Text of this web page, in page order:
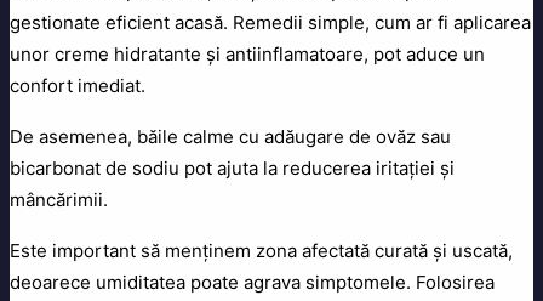
gestionate eficient acasă. Remedii simple, cum ar fi aplicarea
unor creme hidratante și antiinflamatoare, pot aduce un
confort imediat.
De asemenea, băile calme cu adăugare de ovăz sau
bicarbonat de sodiu pot ajuta la reducerea iritației și
mâncărimii.
Este important să menținem zona afectată curată și uscată,
deoarece umiditatea poate agrava simptomele. Folosirea